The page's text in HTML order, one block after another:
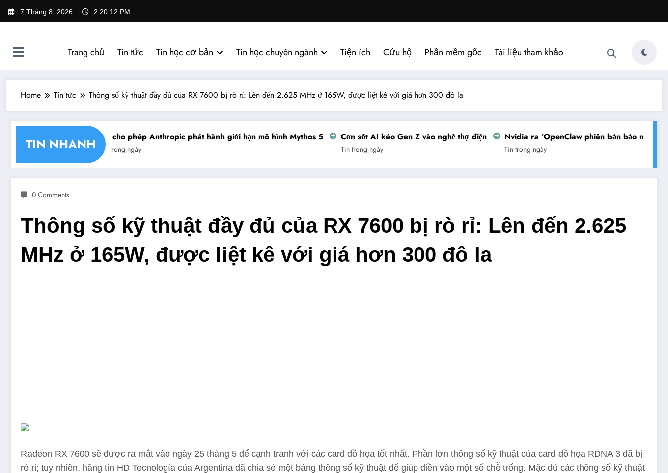
7 Tháng 8, 2026 2:20:13 PM
Trang chủ Tin tức Tin học cơ bản Tin học chuyên ngành Tiện ích Cứu hộ Phần mềm gốc Tài liệu tham khảo
Home Tin tức Thông số kỹ thuật đầy đủ của RX 7600 bị rò rỉ: Lên đến 2.625 MHz ở 165W, được liệt kê với giá hơn 300 đô la
TIN NHANH
chéo chữ ký số Mỹ cho phép Anthropic phát hành giới hạn mô hình Mythos 5
Tin trong ngày
Cơn sốt AI kéo Gen Z vào nghề thợ điện
Tin trong ngày
Nvidia ra ‘OpenClaw phiên bản bảo mật’
Tin trong ngày
0 Comments
Thông số kỹ thuật đầy đủ của RX 7600 bị rò rỉ: Lên đến 2.625
MHz ở 165W, được liệt kê với giá hơn 300 đô la
Radeon RX 7600 sẽ được ra mắt vào ngày 25 tháng 5 để cạnh tranh với các card đồ họa tốt nhất. Phần lớn thông số kỹ thuật của card đồ họa RDNA 3 đã bị
rò rỉ; tuy nhiên, hãng tin HD Tecnología của Argentina đã chia sẻ một bảng thông số kỹ thuật để giúp điền vào một số chỗ trống. Mặc dù các thông số kỹ thuật